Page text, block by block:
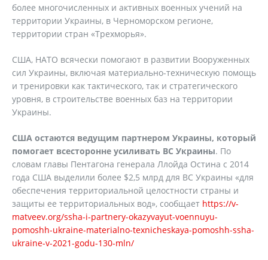
более многочисленных и активных военных учений на
территории Украины, в Черноморском регионе,
территории стран «Трехморья».
США, НАТО всячески помогают в развитии Вооруженных
сил Украины, включая материально-техническую помощь
и тренировки как тактического, так и стратегического
уровня, в строительстве военных баз на территории
Украины.
США остаются ведущим партнером Украины, который
помогает всесторонне усиливать ВС Украины. По
словам главы Пентагона генерала Ллойда Остина с 2014
года США выделили более $2,5 млрд для ВС Украины «для
обеспечения территориальной целостности страны и
защиты ее территориальных вод», сообщает https://v-
matveev.org/ssha-i-partnery-okazyvayut-voennuyu-
pomoshh-ukraine-materialno-texnicheskaya-pomoshh-ssha-
ukraine-v-2021-godu-130-mln/